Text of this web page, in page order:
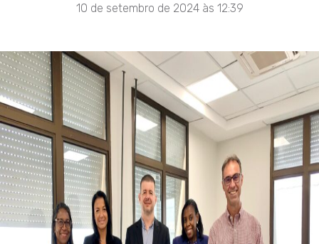
10 de setembro de 2024 às 12:39